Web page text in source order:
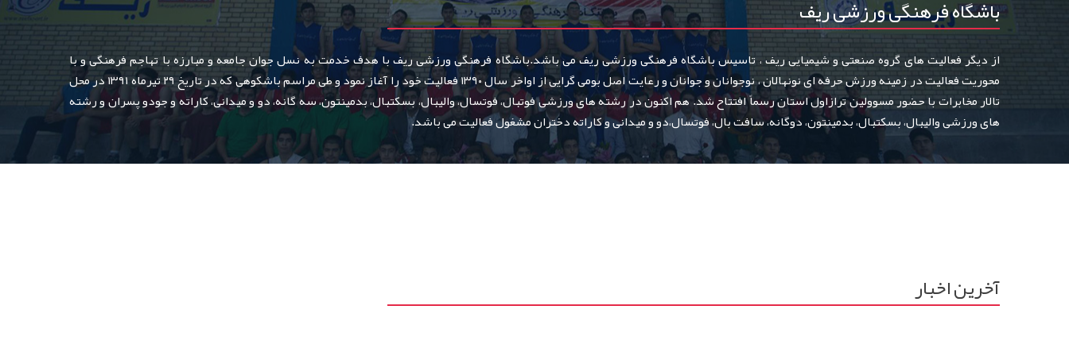
باشگاه فرهنگی ورزشی ریف
از دیگر فعالیت های گروه صنعتی و شیمیایی ریف ، تاسیس باشگاه فرهنگی ورزشی ریف می باشد.باشگاه فرهنگی ورزشی ریف با هدف خدمت به نسل جوان جامعه و مبارزه با تهاجم فرهنگی و با
محوریت فعالیت در زمینه ورزش حرفه ای نونهالان ، نوجوانان و جوانان و رعایت اصل بومی گرایی از اواخر سال ۱۳۹۰ فعالیت خود را آغاز نمود و طی مراسم باشکوهی که در تاریخ ۲۹ تیرماه ۱۳۹۱ در محل
تالار مخابرات با حضور مسوولین ترازاول استان رسماً افتتاح شد. هم اکنون در رشته های ورزشی فوتبال، فوتسال، والیبال، بسکتبال، بدمینتون، سه گانه، دو و میدانی، کاراته و جودو پسران و رشته
های ورزشی والیبال، بسکتبال، بدمینتون، دوگانه، سافت بال، فوتسال،دو و میدانی و کاراته دختران مشغول فعالیت می باشد.
آخرین اخبار